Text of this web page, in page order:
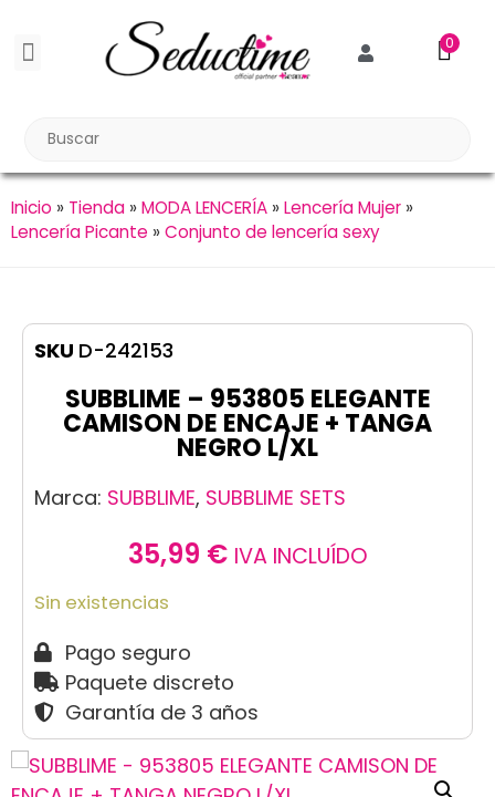
0
Inicio » Tienda »MODA LENCERÍA »Lencería Mujer »
Lencería Picante »Conjunto de lencería sexy
SKU D-242153
SUBBLIME – 953805 ELEGANTE
CAMISON DE ENCAJE + TANGA
NEGRO L/XL
Marca: SUBBLIME, SUBBLIME SETS
35,99 € IVA INCLUÍDO
Sin existencias
Pago seguro
Paquete discreto
Garantía de 3 años